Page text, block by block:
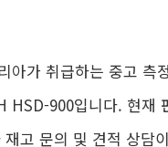
아가 취급하는 중고 측
HSD-900입니다. 현재
재고 문의 및 견적 상담